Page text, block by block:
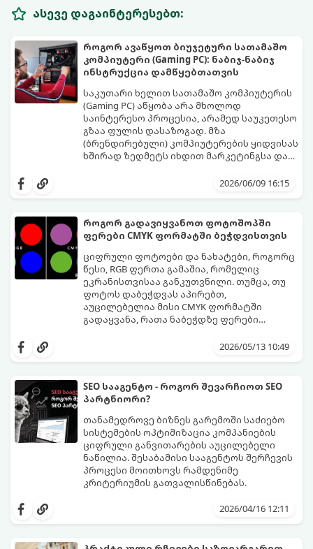
ასევე დაგაინტერესებთ:
როგორ ავაწყოთ ბიუჯეტური სათამაშო
კომპიუტერი (Gaming PC): ნაბიჯ-ნაბიჯ
ინსტრუქცია დამწყებთათვის
საკუთარი ხელით სათამაშო კომპიუტერის
(Gaming PC) აწყობა არა მხოლოდ
საინტერესო პროცესია, არამედ საუკეთესო
გზაა ფულის დასაზოგად. მზა
(ბრენდირებული) კომპიუტერების ყიდვისას
ხშირად ზედმეტს იხდით მარკეტინგსა და
ბიუჯეტური სისტემის აწყობისას მთავარია
თამაშში კადრების რაოდენობას (FPS)
პირდაპირ ზრდის.
შეარჩიოთ სწორი კომპონენტები და
2026/06/09 16:15
როგორ გადავიყვანოთ ფოტოშოპში
ფერები CMYK ფორმატში ბეჭდვისთვის
ციფრული ფოტოები და ნახატები, როგორც
წესი, RGB ფერთა გამაშია, რომელიც
ეკრანისთვისაა განკუთვნილი. თუმცა, თუ
ფოტოს დაბეჭდვას აპირებთ,
აუცილებელია მისი CMYK ფორმატში
გადაყვანა, რათა ნაბეჭდზე ფერები
ფერების სწორად კონვერტაციისთვის:
2026/05/13 10:49
SEO სააგენტო - როგორ შევარჩიოთ SEO
პარტნიორი?
თანამედროვე ბიზნეს გარემოში საძიებო
სისტემების ოპტიმიზაცია კომპანიების
ციფრული განვითარების აუცილებელი
ნაწილია. შესაბამისი სააგენტოს შერჩევის
პროცესი მოითხოვს რამდენიმე
კრიტერიუმის გათვალისწინებას.
2026/04/16 12:11